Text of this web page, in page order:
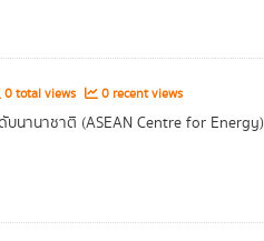
0 total views 0 recent views
บนานาชาติ (ASEAN Centre for Energy)